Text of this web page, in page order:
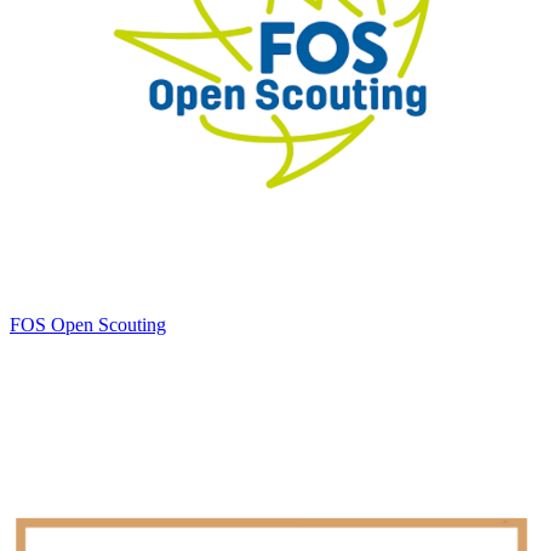
FOS Open Scouting